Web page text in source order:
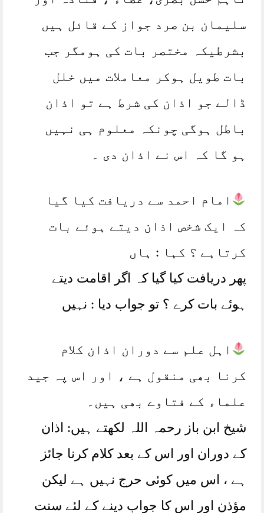
سلیمان بن صرد جواز کے قائل ہیں
بشرطیکہ مختصر بات کی ہومگر جب
بات طویل ہوکر معاملات میں خلل
ڈالے جو اذان کی شرط ہے تو اذان
باطل ہوگی چونکہ معلوم ہی نہیں
ہو گا کہ اس نے اذان دی ۔
امام احمد سے دریافت کیا گیا
کہ ایک شخص اذان دیتے ہوئے بات
کرتاہے ؟ کہا : ہاں
پھر دریافت کیا گیا کہ اگر اقامت دیتے
ہوئے بات کرے ؟ تو جواب دیا : نہیں
اہل علم سے دوران اذان کلام
کرنا بھی منقول ہے ، اور اس پہ جید
علماء کے فتاوے بھی ہیں۔
شیخ ابن باز رحمہ اللہ لکھتے ہیں: اذان
کے دوران اور اس کے بعد کلام کرنا جائز
ہے ، اس میں کوئی حرج نہیں ہے لیکن
مؤذن اور اس کا جواب دینے کے لئے سنت